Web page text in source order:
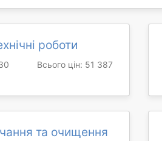
роботи
Всього цін: 51 387
та очищення